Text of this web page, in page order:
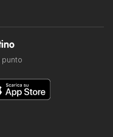
punto